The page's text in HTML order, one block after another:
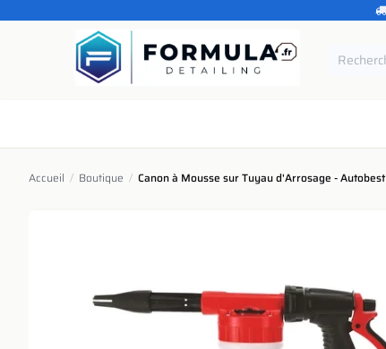
SE RENDRE AU CONTENU
Accueil / Boutique / Canon à Mousse sur Tuyau d'Arrosage - Autobest